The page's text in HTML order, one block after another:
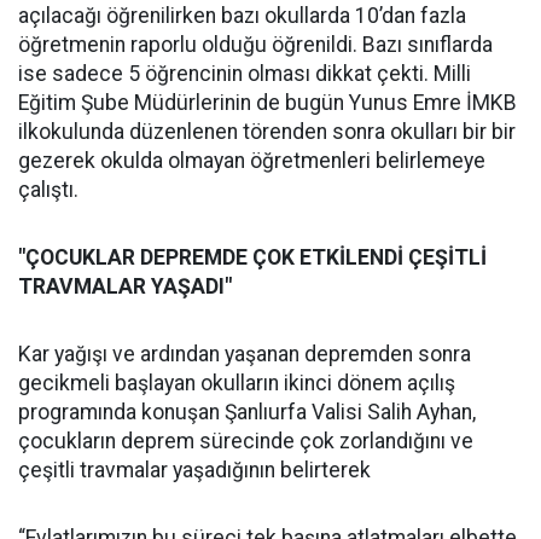
açılacağı öğrenilirken bazı okullarda 10’dan fazla
öğretmenin raporlu olduğu öğrenildi. Bazı sınıflarda
ise sadece 5 öğrencinin olması dikkat çekti. Milli
Eğitim Şube Müdürlerinin de bugün Yunus Emre İMKB
ilkokulunda düzenlenen törenden sonra okulları bir bir
gezerek okulda olmayan öğretmenleri belirlemeye
çalıştı.
"ÇOCUKLAR DEPREMDE ÇOK ETKİLENDİ ÇEŞİTLİ
TRAVMALAR YAŞADI"
Kar yağışı ve ardından yaşanan depremden sonra
gecikmeli başlayan okulların ikinci dönem açılış
programında konuşan Şanlıurfa Valisi Salih Ayhan,
çocukların deprem sürecinde çok zorlandığını ve
çeşitli travmalar yaşadığının belirterek